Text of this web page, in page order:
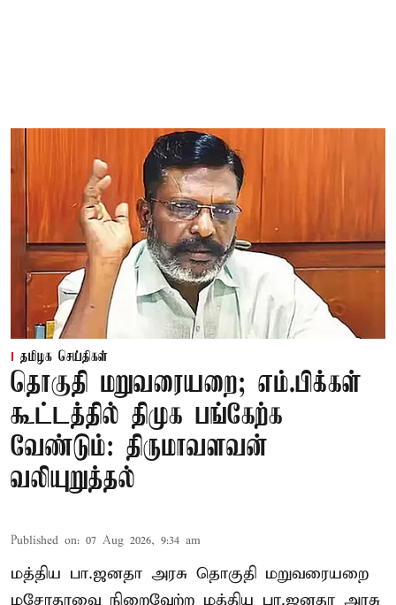
தமிழக செய்திகள்
தொகுதி மறுவரையறை; எம்.பிக்கள்
கூட்டத்தில் திமுக பங்கேற்க
வேண்டும்: திருமாவளவன்
வலியுறுத்தல்
Published on: 07 Aug 2026, 9:34 am
மத்திய பா.ஜனதா அரசு தொகுதி மறுவரையறை
மசோதாவை நிறைவேற்ற மத்திய பா.ஜனதா அரசு